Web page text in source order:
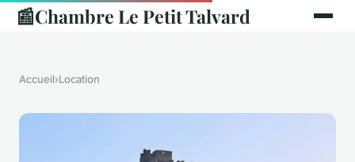
📰Chambre Le Petit Talvard
Accueil›Location